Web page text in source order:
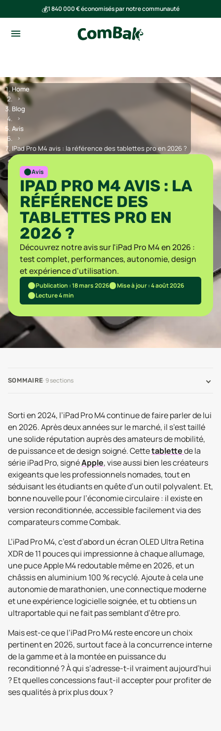
💰1 840 000 € économisés par notre communauté
Home
Blog
Avis
IPad Pro M4 avis : la référence des tablettes pro en 2026 ?
Avis
IPAD PRO M4 AVIS : LA
RÉFÉRENCE DES
TABLETTES PRO EN
2026 ?
Découvrez notre avis sur l'iPad Pro M4 en 2026 :
test complet, performances, autonomie, design
et expérience d'utilisation.
Publication : 18 mars 2026
Mise à jour : 4 août 2026
Lecture 4 min
SOMMAIRE· 9sections
Sorti en 2024, l’iPad Pro M4 continue de faire parler de lui
en 2026. Après deux années sur le marché, il s’est taillé
une solide réputation auprès des amateurs de mobilité,
de puissance et de design soigné. Cettetablettede la
série iPad Pro, signéApple, vise aussi bien les créateurs
exigeants que les professionnels nomades, tout en
séduisant les étudiants en quête d’un outil polyvalent. Et,
bonne nouvelle pour l’économie circulaire : il existe en
version reconditionnée, accessible facilement via des
comparateurs comme Combak.
L’iPad Pro M4, c’est d’abord un écran OLED Ultra Retina
XDR de 11 pouces qui impressionne à chaque allumage,
une puce Apple M4 redoutable même en 2026, et un
châssis en aluminium 100 % recyclé. Ajoute à cela une
autonomie de marathonien, une connectique moderne
et une expérience logicielle soignée, et tu obtiens un
ultraportable qui ne fait pas semblant d’être pro.
Mais est-ce que l’iPad Pro M4 reste encore un choix
pertinent en 2026, surtout face à la concurrence interne
de la gamme et à la montée en puissance du
reconditionné ? À qui s’adresse-t-il vraiment aujourd’hui
? Et quelles concessions faut-il accepter pour profiter de
ses qualités à prix plus doux ?